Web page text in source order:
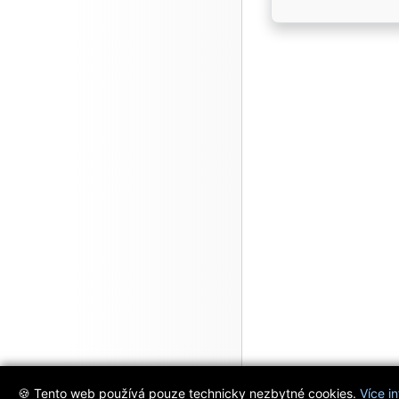
🍪 Tento web používá pouze technicky nezbytné cookies. Více